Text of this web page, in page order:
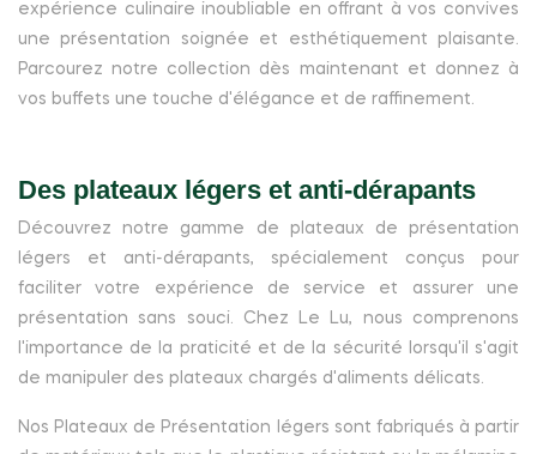
expérience culinaire inoubliable en offrant à vos convives
une présentation soignée et esthétiquement plaisante.
Parcourez notre collection dès maintenant et donnez à
vos buffets une touche d'élégance et de raffinement.
Des plateaux légers et anti-dérapants
Découvrez notre gamme de plateaux de présentation
légers et anti-dérapants, spécialement conçus pour
faciliter votre expérience de service et assurer une
présentation sans souci. Chez Le Lu, nous comprenons
l'importance de la praticité et de la sécurité lorsqu'il s'agit
de manipuler des plateaux chargés d'aliments délicats.
Nos Plateaux de Présentation légers sont fabriqués à partir